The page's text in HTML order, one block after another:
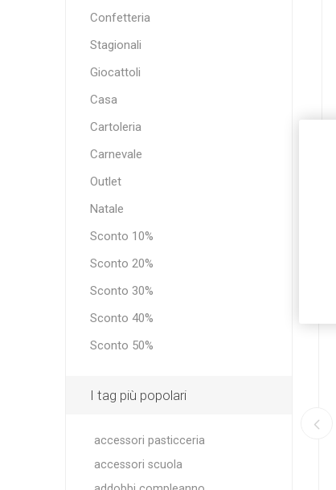
Nome Personalizzato in Plexiglass
Confetteria
Stagionali
Giocattoli
Casa
Cartoleria
Carnevale
Outlet
Natale
Sconto 10%
Sconto 20%
Sconto 30%
Sconto 40%
Sconto 50%
I tag più popolari
accessori pasticceria
accessori scuola